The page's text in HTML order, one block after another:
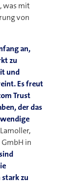
was mit
von
an,
zu
und
Es freut
Trust
der das
in
zu